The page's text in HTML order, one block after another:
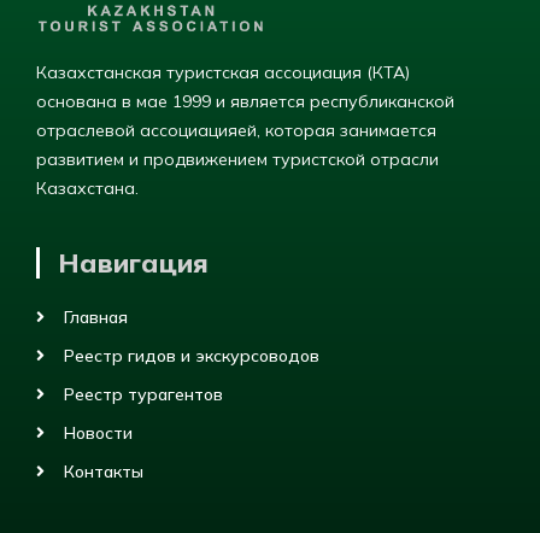
Казахстанская туристская ассоциация (КТА)
основана в мае 1999 и является республиканской
отраслевой ассоциацияей, которая занимается
развитием и продвижением туристской отрасли
Казахстана.
Навигация
Главная
Реестр гидов и экскурсоводов
Реестр турагентов
Новости
Контакты